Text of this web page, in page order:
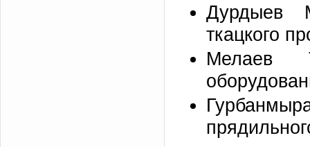
Дурдыев
ткацкого
Мелаев